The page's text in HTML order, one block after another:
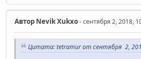
Автор Nevik Xukxo- сентября 2, 2018,
Цитата: tetramur от сентября 2,